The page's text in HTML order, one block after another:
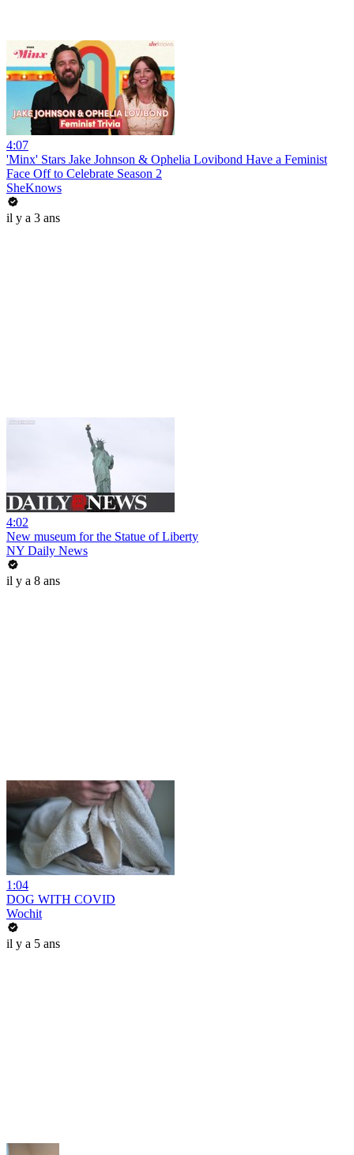
4:07
'Minx' Stars Jake Johnson & Ophelia Lovibond Have a Feminist
Face Off to Celebrate Season 2
SheKnows
il y a 3 ans
4:02
New museum for the Statue of Liberty
NY Daily News
il y a 8 ans
1:04
DOG WITH COVID
Wochit
il y a 5 ans